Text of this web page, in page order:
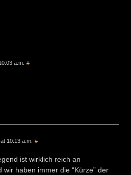
a.m. #
10:13 a.m. #
ist wirklich reich an
wir haben immer die “Kürze” der